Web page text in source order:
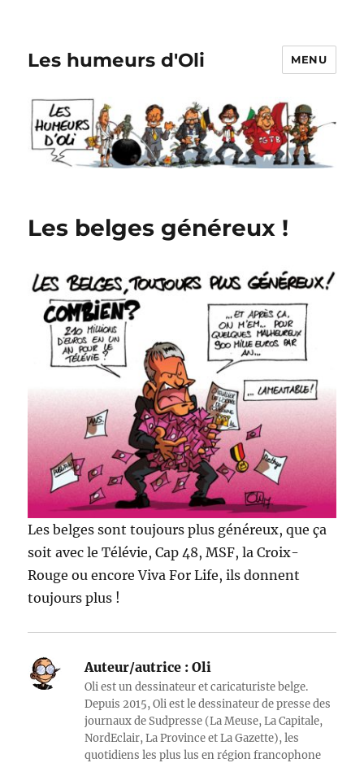
Les humeurs d'Oli MENU
Les belges généreux !
Les belges sont toujours plus généreux, que ça
soit avec le Télévie, Cap 48, MSF, la Croix-
Rouge ou encore Viva For Life, ils donnent
toujours plus !
Auteur/autrice : Oli
Oli est un dessinateur et caricaturiste belge.
Depuis 2015, Oli est le dessinateur de presse des
journaux de Sudpresse (La Meuse, La Capitale,
NordEclair, La Province et La Gazette), les
quotidiens les plus lus en région francophone